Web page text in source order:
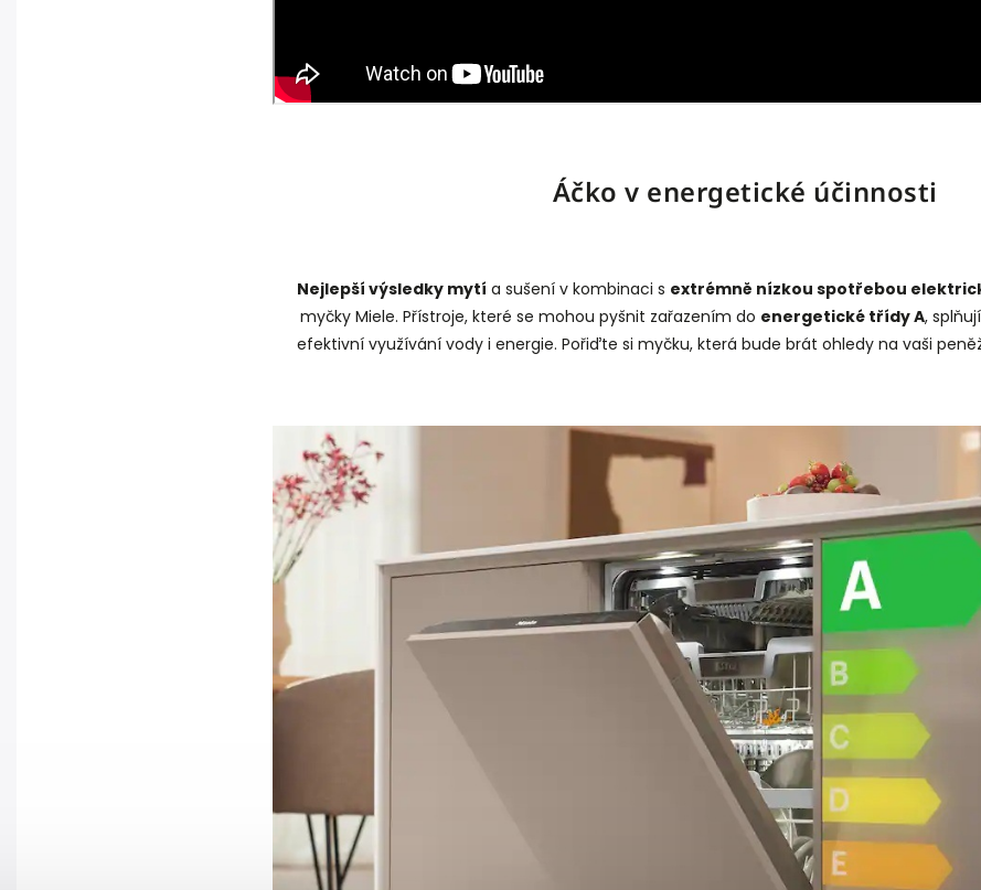
Áčko v energetické účinnosti
Nejlepší výsledky mytí a sušení v kombinaci s extrémně nízkou spotřebou
myčky Miele. Přístroje, které se mohou pyšnit zařazením do energetické třídy A,
efektivní využívání vody i energie. Pořiďte si myčku, která bude brát ohledy na vaši